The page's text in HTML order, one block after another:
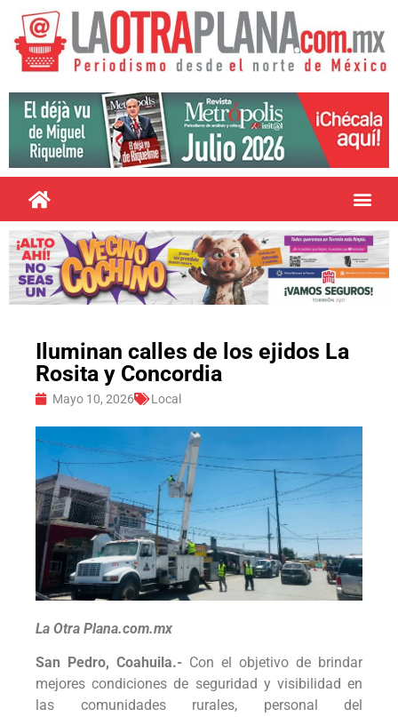
Iluminan calles de los ejidos La
Rosita y Concordia
Mayo 10, 2026 Local
La Otra Plana.com.mx
San Pedro, Coahuila.- Con el objetivo de brindar
mejores condiciones de seguridad y visibilidad en
las comunidades rurales, personal del